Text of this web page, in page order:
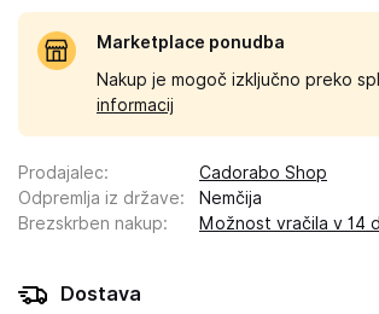
Marketplace ponudba
Nakup je mogoč izključno preko
informacij
Prodajalec:
Cadorabo Shop
Odpremlja iz države:
Nemčija
Brezskrben nakup: Možnost vračila v 14
Dostava